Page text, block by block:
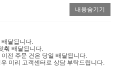
내용숨기기
달됩니다.
춰 배달됩니다.
전 주문 건은 당일 배달됩니다.
미리 고객센터로 상담 부탁드립니다.